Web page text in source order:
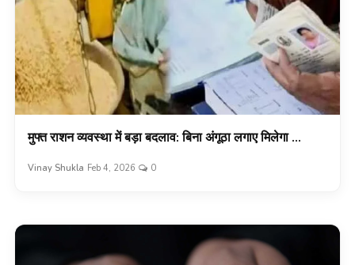
मुफ्त राशन व्यवस्था में बड़ा बदलाव: बिना अंगूठा लगाए मिलेगा ...
Vinay Shukla Feb 4, 2026 0